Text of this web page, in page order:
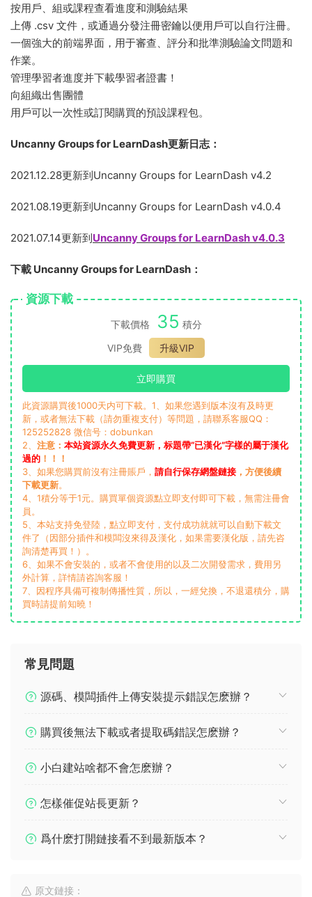
按用戶、組或課程查看進度和測驗結果
上傳 .csv 文件，或通過分發注冊密鑰以便用戶可以自行注冊。
一個強大的前端界面，用于審查、評分和批準測驗論文問題和
作業。
管理學習者進度并下載學習者證書！
向組織出售團體
用戶可以一次性或訂閱購買的預設課程包。
Uncanny Groups for LearnDash更新日志：
2021.12.28更新到Uncanny Groups for LearnDash v4.2
2021.08.19更新到Uncanny Groups for LearnDash v4.0.4
2021.07.14更新到Uncanny Groups for LearnDash v4.0.3
下載 Uncanny Groups for LearnDash：
資源下載
下載價格 35 積分
VIP免費
升級VIP
立即購買
此資源購買後1000天内可下載。1、如果您遇到版本沒有及時更
新，或者無法下載（請勿重複支付）等問題，請聯系客服QQ：
125252828 微信号：dobunkan
2、 注意： 本站資源永久免費更新，标題帶“已漢化”字樣的屬于漢化
過的 ！！！
3、如果您購買前沒有注冊賬戶， 請自行保存網盤鏈接 ，方便後續
下載更新。
4、1積分等于1元。購買單個資源點立即支付即可下載，無需注冊會
員。
5、本站支持免登陸，點立即支付，支付成功就就可以自動下載文
件了（因部分插件和模闆沒來得及漢化，如果需要漢化版，請先咨
詢清楚再買！）。
6、如果不會安裝的，或者不會使用的以及二次開發需求，費用另
外計算，詳情請咨詢客服！
7、因程序具備可複制傳播性質，所以，一經兌換，不退還積分，購
買時請提前知曉！
常見問題
源碼、模闆插件上傳安裝提示錯誤怎麽辦？
購買後無法下載或者提取碼錯誤怎麽辦？
小白建站啥都不會怎麽辦？
怎樣催促站長更新？
爲什麽打開鏈接看不到最新版本？
原文鏈接：